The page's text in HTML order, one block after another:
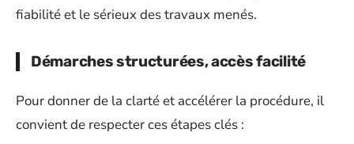
fiabilité et le sérieux des travaux menés.
Démarches structurées, accès facilité
Pour donner de la clarté et accélérer la procédure, il
convient de respecter ces étapes clés :